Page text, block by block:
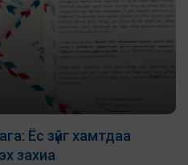
Ёс зүйг хамтдаа
захиа